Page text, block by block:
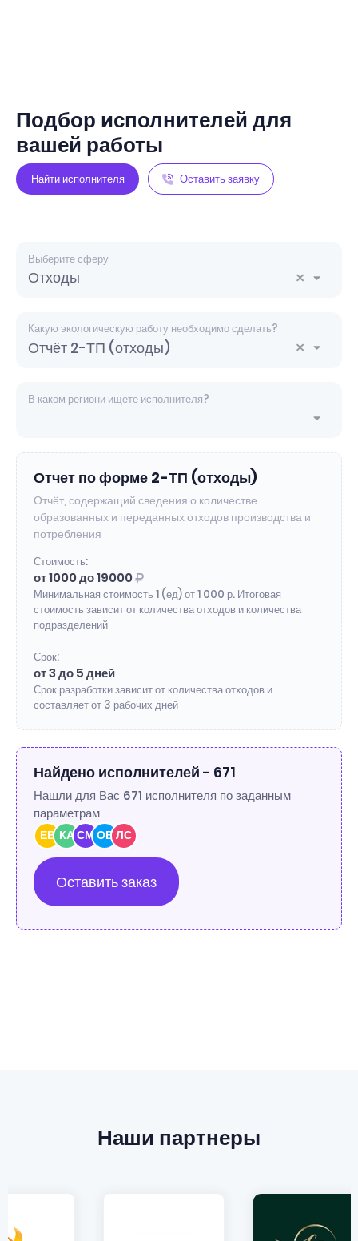
Подбор исполнителей для
вашей работы
Найти исполнителя Оставить заявку
Выберите сферу
Отходы
Какую экологическую работу необходимо сделать?
Отчёт 2-ТП (отходы)
В каком региони ищете исполнителя?
Отчет по форме 2-ТП (отходы)
Отчёт, содержащий сведения о количестве
образованных и переданных отходов производства и
потребления
Стоимость:
от 1000 до 19000
Минимальная стоимость 1 (ед) от 1 000 р. Итоговая
стоимость зависит от количества отходов и количества
подразделений
Срок:
от 3 до 5 дней
Срок разработки зависит от количества отходов и
составляет от 3 рабочих дней
Найдено исполнителей - 671
Нашли для Вас 671 исполнителя по заданным
параметрам
ЕВ КАСМОВЛС
Оставить заказ
Наши партнеры